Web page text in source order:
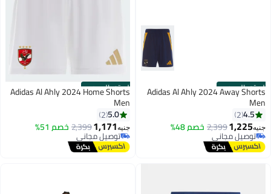
الستور الرسمي
Adidas Al Ahly 2024 Away Shorts
Men
4.5
2
جنيه1,225
2,399خصم 48%
توصيل مجاني
توصيل مجاني
الستور الرسمي
Adidas Al Ahly 2024 Home Shorts
Men
5.0
2
جنيه1,171
2,399خصم 51%
توصيل مجاني
توصيل مجاني